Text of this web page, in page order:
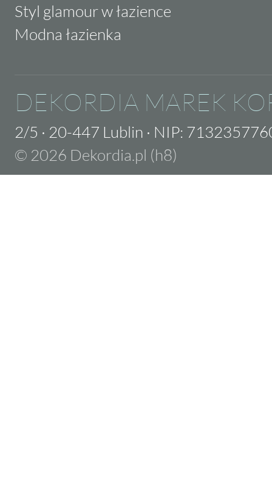
Styl glamour w łazience
Modna łazienka
DEKORDIA MAREK
2/5 · 20-447 Lublin · NIP:
© 2026 Dekordia.pl (h8)